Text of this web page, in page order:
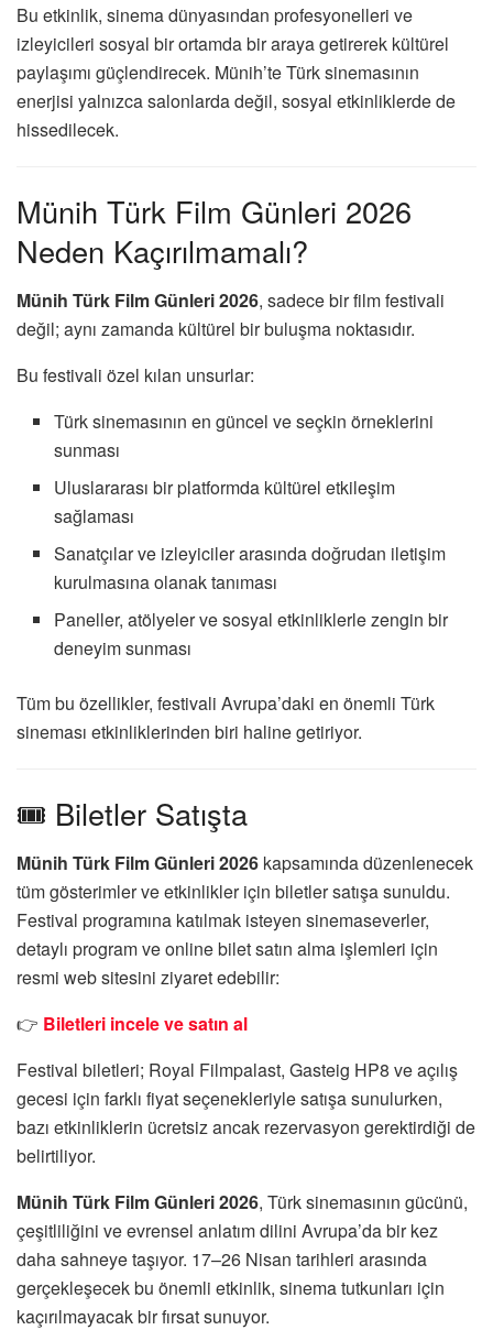
Bu etkinlik, sinema dünyasından profesyonelleri ve
izleyicileri sosyal bir ortamda bir araya getirerek kültürel
paylaşımı güçlendirecek. Münih’te Türk sinemasının
enerjisi yalnızca salonlarda değil, sosyal etkinliklerde de
hissedilecek.
Münih Türk Film Günleri 2026
Neden Kaçırılmamalı?
Münih Türk Film Günleri 2026, sadece bir film festivali
değil; aynı zamanda kültürel bir buluşma noktasıdır.
Bu festivali özel kılan unsurlar:
Türk sinemasının en güncel ve seçkin örneklerini
sunması
Uluslararası bir platformda kültürel etkileşim
sağlaması
Sanatçılar ve izleyiciler arasında doğrudan iletişim
kurulmasına olanak tanıması
Paneller, atölyeler ve sosyal etkinliklerle zengin bir
deneyim sunması
Tüm bu özellikler, festivali Avrupa’daki en önemli Türk
sineması etkinliklerinden biri haline getiriyor.
🎟️ Biletler Satışta
Münih Türk Film Günleri 2026 kapsamında düzenlenecek
tüm gösterimler ve etkinlikler için biletler satışa sunuldu.
Festival programına katılmak isteyen sinemaseverler,
detaylı program ve online bilet satın alma işlemleri için
resmi web sitesini ziyaret edebilir:
👉 Biletleri incele ve satın al
Festival biletleri; Royal Filmpalast, Gasteig HP8 ve açılış
gecesi için farklı fiyat seçenekleriyle satışa sunulurken,
bazı etkinliklerin ücretsiz ancak rezervasyon gerektirdiği de
belirtiliyor.
Münih Türk Film Günleri 2026, Türk sinemasının gücünü,
çeşitliliğini ve evrensel anlatım dilini Avrupa’da bir kez
daha sahneye taşıyor. 17–26 Nisan tarihleri arasında
gerçekleşecek bu önemli etkinlik, sinema tutkunları için
kaçırılmayacak bir fırsat sunuyor.